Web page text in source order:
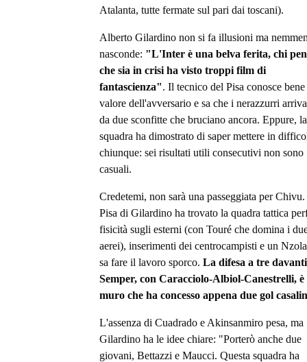
Atalanta, tutte fermate sul pari dai toscani).
Alberto Gilardino non si fa illusioni ma
nasconde: "L'Inter è una belva ferita, chi
che sia in crisi ha visto troppi film di
fantascienza". Il tecnico del Pisa conosce
valore dell'avversario e sa che i nerazzurri
da due sconfitte che bruciano ancora. Eppure,
squadra ha dimostrato di saper mettere in
chiunque: sei risultati utili consecutivi non sono
casuali.
Credetemi, non sarà una passeggiata per
Pisa di Gilardino ha trovato la quadra tattica
fisicità sugli esterni (con Touré che domina i
aerei), inserimenti dei centrocampisti e un
sa fare il lavoro sporco. La difesa a tre
Semper, con Caracciolo-Albiol-Canestrelli, è
muro che ha concesso appena due gol
L'assenza di Cuadrado e Akinsanmiro pesa, ma
Gilardino ha le idee chiare: "Porterò anche due
giovani, Bettazzi e Maucci. Questa squadra ha